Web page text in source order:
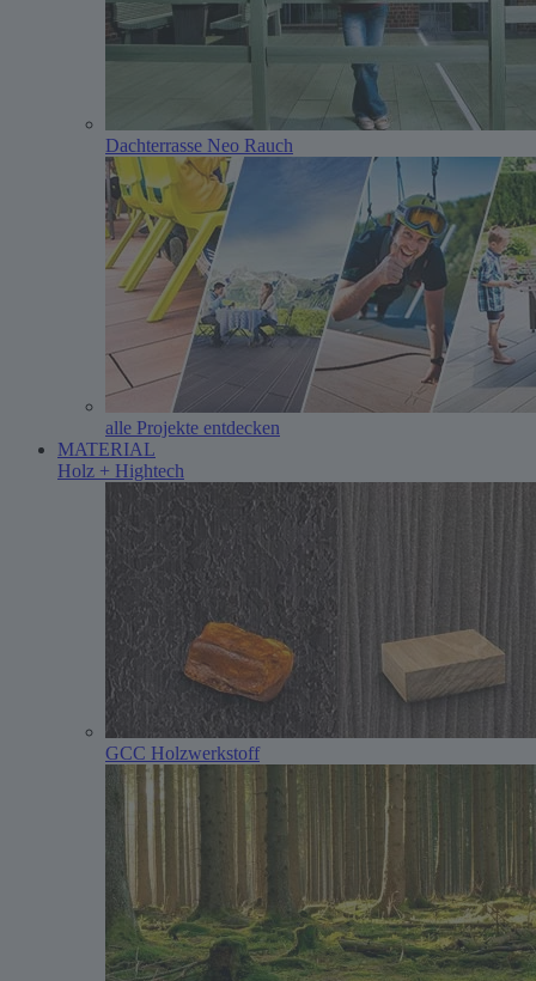
Dachterrasse Neo Rauch
alle Projekte entdecken
MATERIAL
Holz + Hightech
GCC Holzwerkstoff